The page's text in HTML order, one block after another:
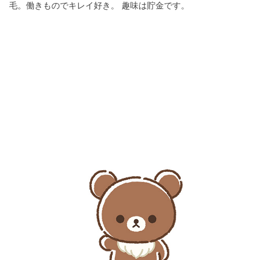
毛。働きものでキレイ好き。 趣味は貯金です。